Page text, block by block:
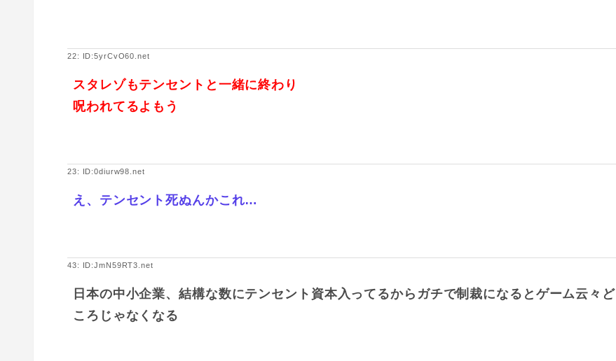
22: ID:5yrCvO60.net
スタレゾもテンセントと一緒に終わり
呪われてるよもう
23: ID:0diurw98.net
え、テンセント死ぬんかこれ…
43: ID:JmN59RT3.net
日本の中小企業、結構な数にテンセント資本入ってるからガチで制裁になるとゲーム云々ど
ころじゃなくなる